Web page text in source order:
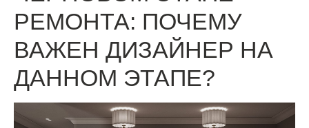
РЕМОНТА: ПОЧЕМУ
ВАЖЕН ДИЗАЙНЕР НА
ДАННОМ ЭТАПЕ?